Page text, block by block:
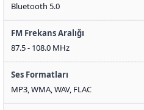
Bluetooth 5.0
FM Frekans Aralığı
87.5 - 108.0 MHz
Ses Formatları
MP3, WMA, WAV, FLAC